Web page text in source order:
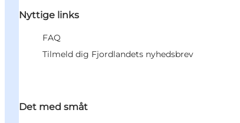
Nyttige links
FAQ
Tilmeld dig Fjordlandets nyhedsbrev
Det med småt